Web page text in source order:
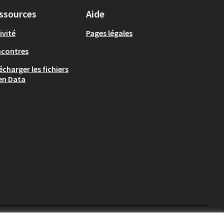
les fichiers
Data
Aide
Pages légales